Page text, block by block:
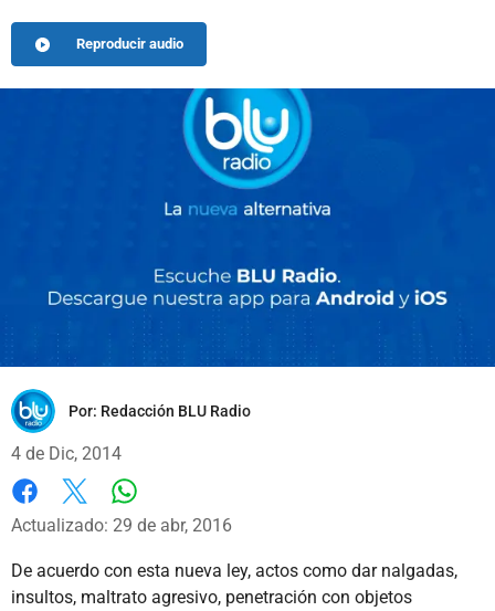
Reproducir audio
Por: Redacción BLU Radio
4 de Dic, 2014
Facebook
X
Actualizado: 29 de abr, 2016
De acuerdo con esta nueva ley, actos como dar nalgadas,
insultos, maltrato agresivo, penetración con objetos